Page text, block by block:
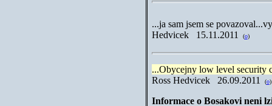
...ja sam jsem se
Hedvicek 15.11.2011
(o)
...Obycejny low level security
Ross Hedvicek 26.09.2011
(o)
Informace o Bosakovi neni